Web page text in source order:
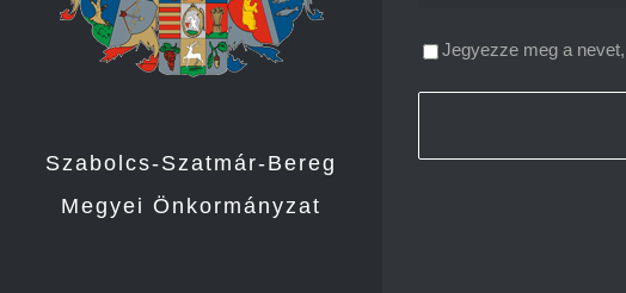
Szabolcs-Szatmár-Bereg
Megyei Önkormányzat
Jegyezze meg a